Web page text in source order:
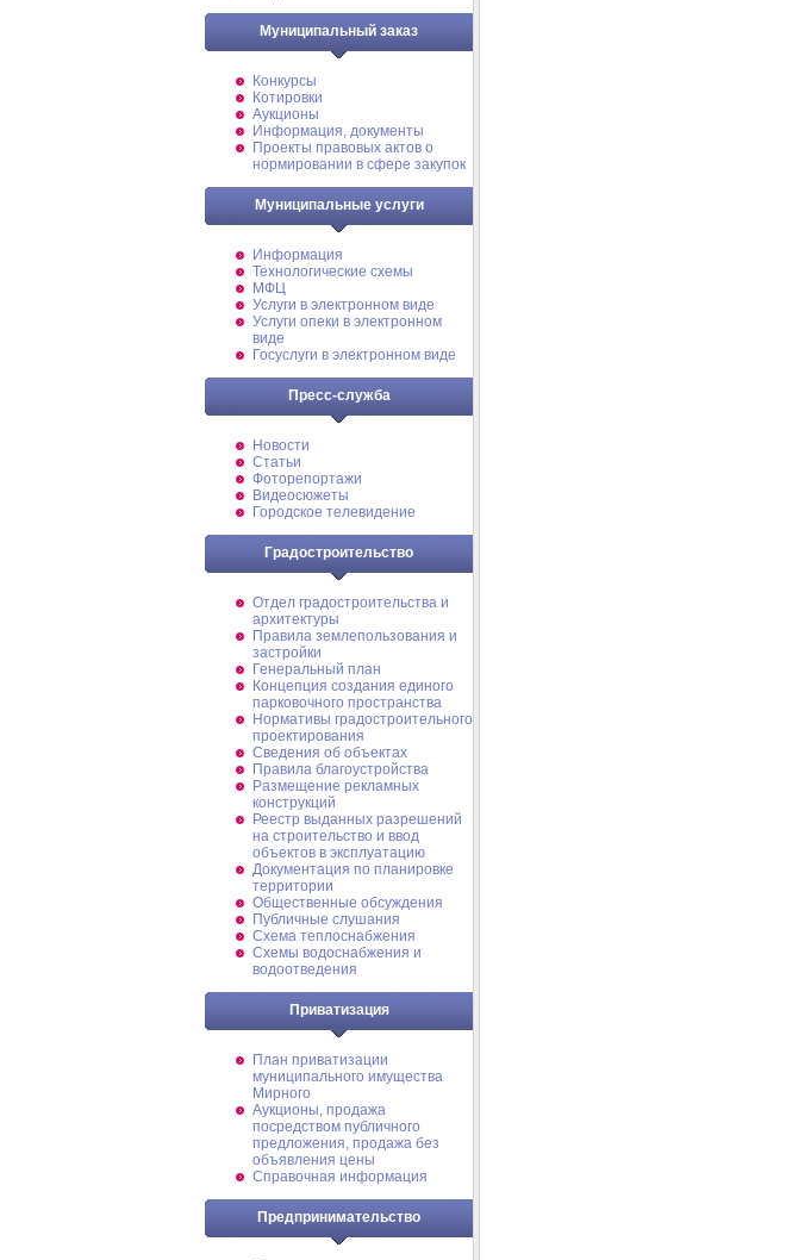
Муниципальный заказ
Конкурсы
Котировки
Аукционы
Информация, документы
Проекты правовых актов о
нормировании в сфере закупок
Муниципальные услуги
Информация
Технологические схемы
МФЦ
Услуги в электронном виде
Услуги опеки в электронном
виде
Госуслуги в электронном виде
Пресс-служба
Новости
Статьи
Фоторепортажи
Видеосюжеты
Городское телевидение
Градостроительство
Отдел градостроительства и
архитектуры
Правила землепользования и
застройки
Генеральный план
Концепция создания единого
парковочного пространства
Нормативы градостроительного
проектирования
Сведения об объектах
Правила благоустройства
Размещение рекламных
конструкций
Реестр выданных разрешений
на строительство и ввод
объектов в эксплуатацию
Документация по планировке
территории
Общественные обсуждения
Публичные слушания
Схема теплоснабжения
Схемы водоснабжения и
водоотведения
Приватизация
План приватизации
муниципального имущества
Мирного
Аукционы, продажа
посредством публичного
предложения, продажа без
объявления цены
Справочная информация
Предпринимательство